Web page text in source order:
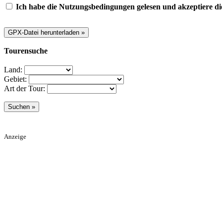
Ich habe die Nutzungsbedingungen gelesen und akzeptiere
Tourensuche
Land:
Gebiet:
Art der Tour:
Anzeige